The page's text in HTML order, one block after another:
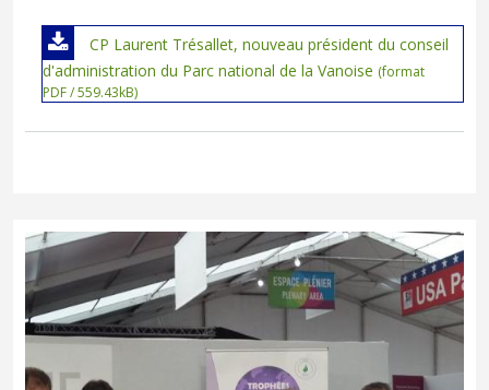
CP Laurent Trésallet, nouveau président du conseil
d'administration du Parc national de la Vanoise (format
PDF / 559.43kB)